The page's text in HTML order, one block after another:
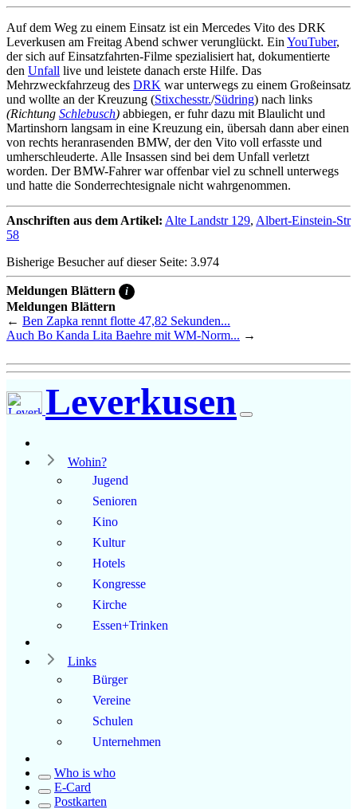
Auf dem Weg zu einem Einsatz ist ein Mercedes Vito des DRK
Leverkusen am Freitag Abend schwer verunglückt. Ein YouTuber,
der sich auf Einsatzfahrten-Filme spezialisiert hat, dokumentierte
den Unfall live und leistete danach erste Hilfe. Das
Mehrzweckfahrzeug des DRK war unterwegs zu einem Großeinsatz
und wollte an der Kreuzung (Stixchesstr./Südring) nach links
(Richtung Schlebusch) abbiegen, er fuhr dazu mit Blaulicht und
Martinshorn langsam in eine Kreuzung ein, übersah dann aber einen
von rechts heranrasenden BMW, der den Vito voll erfasste und
umherschleuderte. Alle Insassen sind bei dem Unfall verletzt
worden. Der BMW-Fahrer war offenbar viel zu schnell unterwegs
und hatte die Sonderrechtesignale nicht wahrgenommen.
Anschriften aus dem Artikel: Alte Landstr 129, Albert-Einstein-Str
58
Bisherige Besucher auf dieser Seite: 3.974
Meldungen Blättern i
Meldungen Blättern
← Ben Zapka rennt flotte 47,82 Sekunden...
Auch Bo Kanda Lita Baehre mit WM-Norm... →
Leverkusen
Wohin?
Jugend
Senioren
Kino
Kultur
Hotels
Kongresse
Kirche
Essen+Trinken
Links
Bürger
Vereine
Schulen
Unternehmen
Who is who
E-Card
Postkarten